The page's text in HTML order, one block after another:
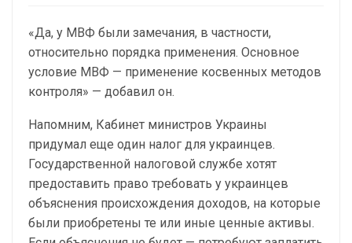
«Да, у МВФ были замечания, в частности,
относительно порядка применения. Основное
условие МВФ — применение косвенных методов
контроля» — добавил он.
Напомним, Кабинет министров Украины
придумал еще один налог для украинцев.
Государственной налоговой службе хотят
предоставить право требовать у украинцев
объяснения происхождения доходов, на которые
были приобретены те или иные ценные активы.